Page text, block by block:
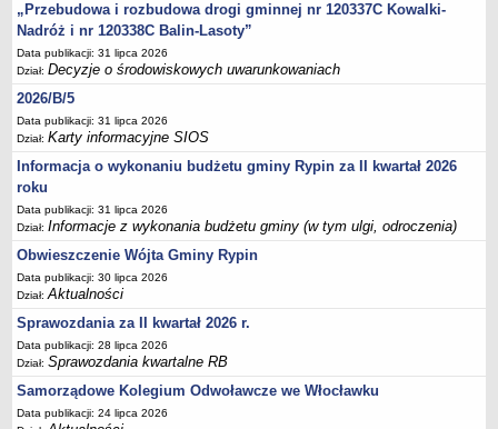
Strategia rozwoju
Uchwały
Projekty uchwał
Protokoły
Imienne wykazy głosowań radnych
Postać dokumentów
Akty Prawne, Dzienniki Ustaw, Monitory Polskie
Prawo miejscowe
Zarządzenia
Studium uwarunkowań i kierunków zagospodarowania
przestrzennego
Dane przestrzenne - MPZP
Stałe obwody głosowania, numery, granice oraz siedziby
obwodowych komisji wyborczych, opis granic okręgów wyborczych
Plan ogólny gminy Rypin
„Przebudowa i rozbudowa drogi gminnej nr 120337C Kowalki-
Nadróż i nr 120338C Balin-Lasoty”
Data publikacji: 31 lipca 2026
Dział:Decyzje o środowiskowych uwarunkowaniach
2026/B/5
Data publikacji: 31 lipca 2026
Dział:Karty informacyjne SIOS
Informacja o wykonaniu budżetu gminy Rypin za II kwartał 2026
roku
Data publikacji: 31 lipca 2026
Dział:Informacje z wykonania budżetu gminy (w tym ulgi, odroczenia)
Obwieszczenie Wójta Gminy Rypin
Data publikacji: 30 lipca 2026
Dział:Aktualności
Sprawozdania za II kwartał 2026 r.
Data publikacji: 28 lipca 2026
Dział:Sprawozdania kwartalne RB
Samorządowe Kolegium Odwoławcze we Włocławku
Data publikacji: 24 lipca 2026